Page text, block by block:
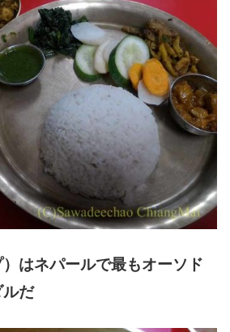
はネパールで最もオーソド
ルだ